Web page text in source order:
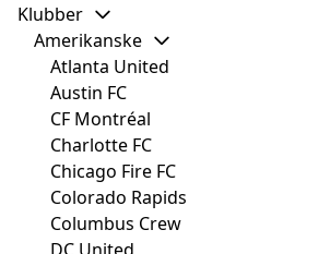
Klubber
Amerikanske
Atlanta United
Austin FC
CF Montréal
Charlotte FC
Chicago Fire FC
Colorado Rapids
Columbus Crew